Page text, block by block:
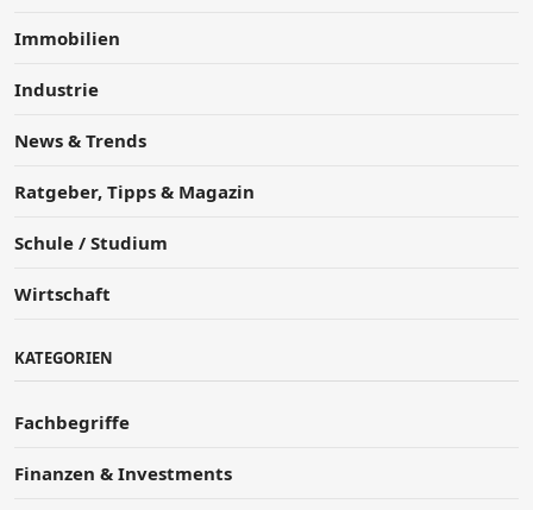
Immobilien
Industrie
News & Trends
Ratgeber, Tipps & Magazin
Schule / Studium
Wirtschaft
KATEGORIEN
Fachbegriffe
Finanzen & Investments